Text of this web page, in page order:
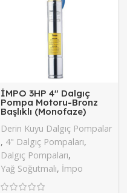
İMPO 3HP 4″ Dalgıç
Pompa Motoru-Bronz
Başlıklı (Monofaze)
Derin Kuyu Dalgıç Pompalar
, 4" Dalgıç Pompaları,
Dalgıç Pompaları,
Yağ Soğutmalı, İmpo